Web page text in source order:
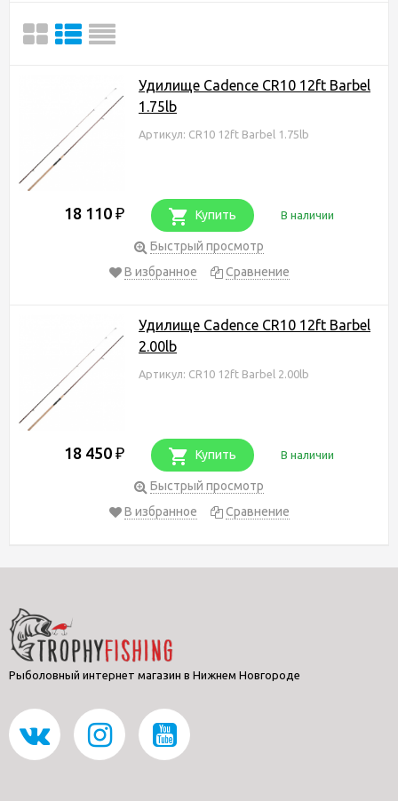
Удилище Cadence CR10 12ft Barbel
1.75lb
Артикул: CR10 12ft Barbel 1.75lb
18 110 ₽ Купить В наличии
Быстрый просмотр
В избранное
Сравнение
Удилище Cadence CR10 12ft Barbel
2.00lb
Артикул: CR10 12ft Barbel 2.00lb
18 450 ₽ Купить В наличии
Быстрый просмотр
В избранное
Сравнение
Рыболовный интернет магазин в Нижнем Новгороде